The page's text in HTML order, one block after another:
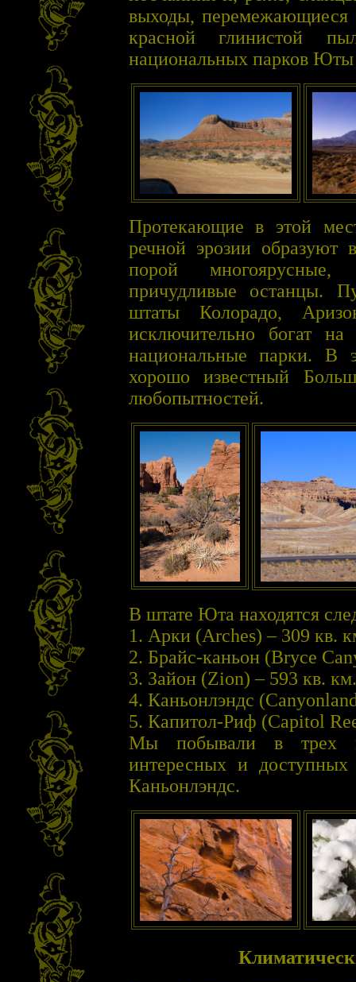
выходы,
красной глинистой
национальных парков
Протекающие в этой
речной эрозии образуют
порой
причудливые останцы.
штаты Колорадо,
исключительно богат
национальные парки. В
хорошо известный
любопытностей.
В штате Юта находятся
1. Арки (Arches) – 309 кв.
2. Брайс-каньон (Bryce
3. Зайон (Zion) – 593 кв. км.
4. Каньонлэндс
5. Капитол-Риф (Capitol
Мы побывали в трех
интересных и
Каньонлэндс.